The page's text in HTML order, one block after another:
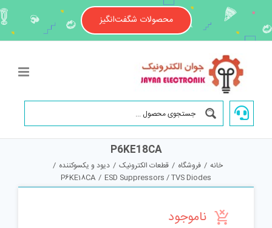
content
محصولات شگفت‌انگیز
P6KE18CA
خانه / فروشگاه / قطعات الکترونیک / دیود و یکسوکننده /
ESD Suppressors / TVS Diodes
/
P6KE18CA
ناموجود